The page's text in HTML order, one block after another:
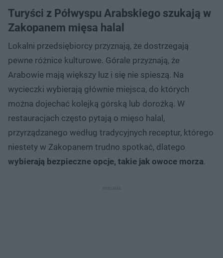
Turyści z Półwyspu Arabskiego szukają w
Zakopanem mięsa halal
Lokalni przedsiębiorcy przyznają, że dostrzegają
pewne różnice kulturowe. Górale przyznają, że
Arabowie mają większy luz i się nie spieszą. Na
wycieczki wybierają głównie miejsca, do których
można dojechać kolejką górską lub dorożką. W
restauracjach często pytają o mięso halal,
przyrządzanego według tradycyjnych receptur, którego
niestety w Zakopanem trudno spotkać, dlatego
wybierają bezpieczne opcje, takie jak owoce morza.